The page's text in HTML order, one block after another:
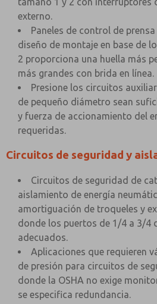
externo.
Paneles de control de
diseño de montaje en base de
2 proporciona una huella más
más grandes con brida en línea.
Presione los circuitos
de pequeño diámetro sean
y fuerza de accionamiento del
requeridas.
Circuitos de seguridad y
Circuitos de seguridad de
aislamiento de energía
amortiguación de troqueles y
donde los puertos de 1/4 a 3/4
adecuados.
Aplicaciones que requieren
de presión para circuitos de
donde la OSHA no exige
se especifica redundancia.